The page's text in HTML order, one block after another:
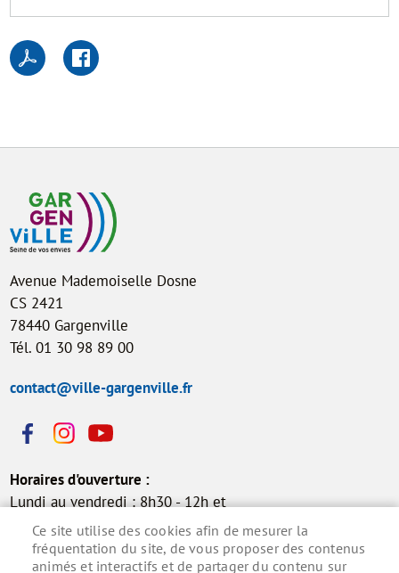
Avenue Mademoiselle Dosne
CS 2421
78440 Gargenville
Tél. 01 30 98 89 00
contact@ville-gargenville.fr
Horaires d'ouverture :
Lundi au vendredi : 8h30 - 12h et
13h30 - 17h30
Samedi : 9h - 12h (permanence
état civil)
Ce site utilise des cookies afin de mesurer la
fréquentation du site, de vous proposer des contenus
animés et interactifs et de partager du contenu sur